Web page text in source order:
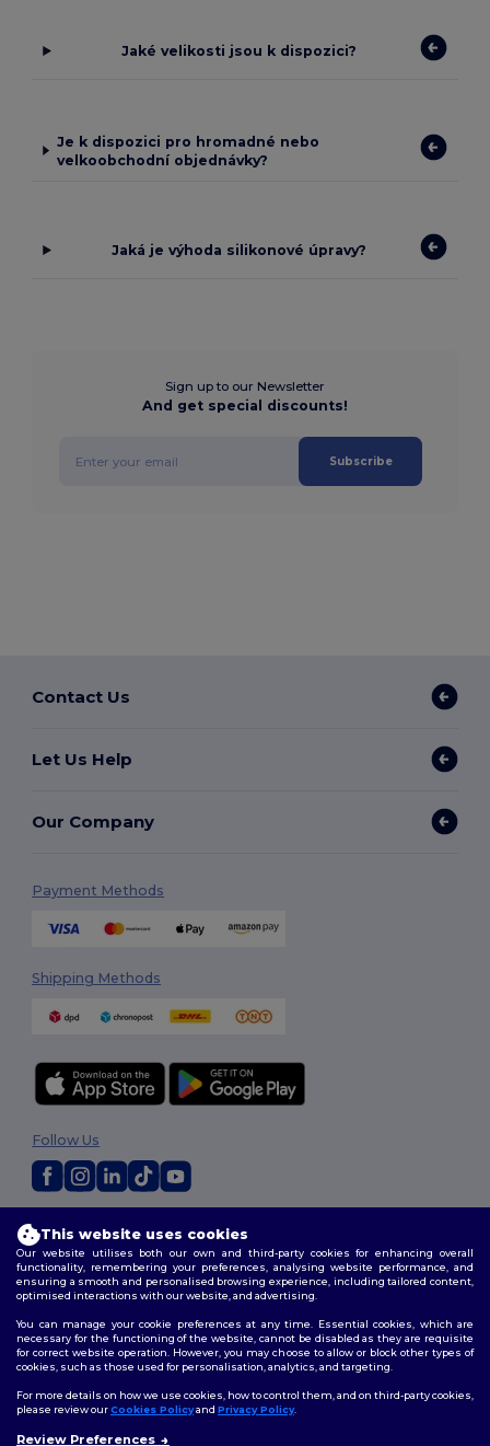
Jaké velikosti jsou k dispozici?
Je k dispozici pro hromadné nebo
velkoobchodní objednávky?
Jaká je výhoda silikonové úpravy?
Sign up to our Newsletter
And get special discounts!
Subscribe
Contact Us
Let Us Help
Our Company
Payment Methods
Shipping Methods
Terms & Conditions
Policy|Site Map
Follow Us
This website uses cookies
Our website utilises both our own and third-party cookies for enhancing overall
functionality, remembering your preferences, analysing website performance, and
ensuring a smooth and personalised browsing experience, including tailored content,
optimised interactions with our website, and advertising.
You can manage your cookie preferences at any time. Essential cookies, which are
necessary for the functioning of the website, cannot be disabled as they are requisite
for correct website operation. However, you may choose to allow or block other types of
cookies, such as those used for personalisation, analytics, and targeting.
For more details on how we use cookies, how to control them, and on third-party cookies,
please review ourCookies Policyand Privacy Policy.
Review Preferences